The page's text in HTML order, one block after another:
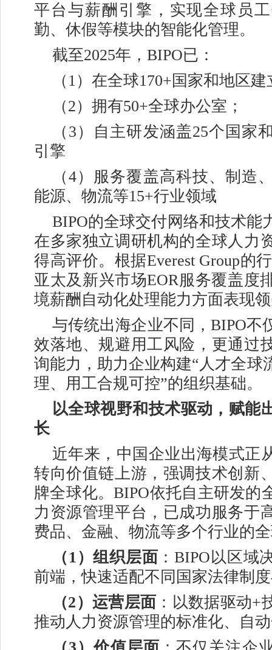
平台与薪酬引擎，实现全球员
勤、休假等模块的智能化管理。
截至2025年，BIPO已：
（1）在全球170+国家和地区
（2）拥有50+全球办公室；
（3）自主研发涵盖25个国家
引擎
（4）服务覆盖高科技、制造
能源、物流等15+行业领域
BIPO的全球交付网络和技术能
在多家独立调研机构的全球人力
得高评价。根据Everest Group的
亚太及新兴市场EOR服务覆盖度
境薪酬自动化处理能力方面表现
与传统出海企业不同，BIPO不
效落地、规避用工风险，更通过
询能力，助力企业构建“人才全球
理、用工合规可控”的组织基础。
以全球视野和技术驱动，赋能
长
近年来，中国企业出海模式正
转向价值链上游，强调技术创新
牌全球化。BIPO依托自主研发的
力资源管理平台，已成功服务于
费品、金融、物流等多个行业的
（1）组织层面 ：BIPO以区域
前端，快速适配不同国家法律制
（2） 运营层面 ：以数据驱动+
推动人力资源管理的标准化、自